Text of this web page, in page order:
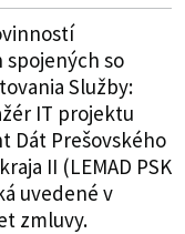
so
Služby:
IT projektu
Dát Prešovského
II (LEMAD PSK
uvedené v
zmluvy.